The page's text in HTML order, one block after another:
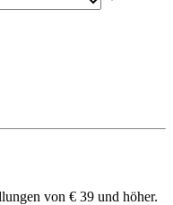
von € 39 und höher.